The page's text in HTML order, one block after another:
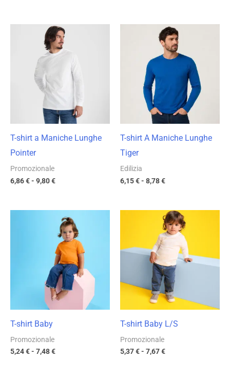
T-shirt a Maniche Lunghe
Pointer
Promozionale
6,86€- 9,80€
Fascia
di
prezzo:
da
6,86 €
T-shirt A Maniche Lunghe
Tiger
Edilizia
6,15€- 8,78€
Fascia
di
prezzo:
da
T-shirt Baby
Promozionale
5,24€- 7,48€
di
prezzo:
da
5,24 €
a
7,48 €
T-shirt Baby L/S
Promozionale
5,37€- 7,67€
Fascia
di
prezzo:
da
5,37 €
7,67 €